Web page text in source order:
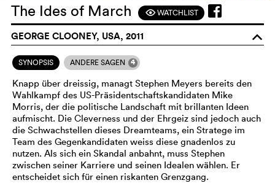
The Ides of March FWATCHLIST
GEORGE CLOONEY, USA, 2011 o
SYNOPSIS ANDERE SAGEN 4
Knapp über dreissig, managt Stephen Meyers bereits den
Wahlkampf des US-Präsidentschaftskandidaten Mike
Morris, der die politische Landschaft mit brillanten Ideen
aufmischt. Die Cleverness und der Ehrgeiz sind jedoch auch
die Schwachstellen dieses Dreamteams, ein Stratege im
Team des Gegenkandidaten weiss diese gnadenlos zu
nutzen. Als sich ein Skandal anbahnt, muss Stephen
zwischen seiner Karriere und seinen Idealen wählen. Er
entscheidet sich für einen riskanten Grenzgang.